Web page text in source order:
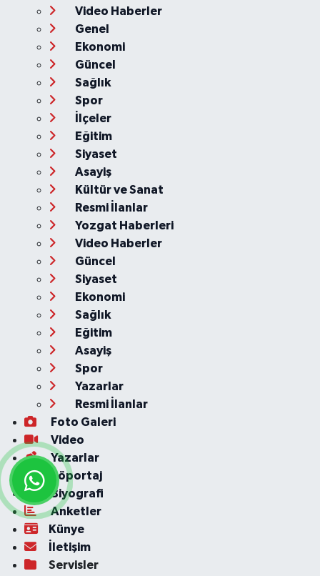
Video Haberler
Genel
Ekonomi
Güncel
Sağlık
Spor
İlçeler
Eğitim
Siyaset
Asayiş
Kültür ve Sanat
Resmi İlanlar
Yozgat Haberleri
Video Haberler
Güncel
Siyaset
Ekonomi
Sağlık
Eğitim
Asayiş
Spor
Yazarlar
Resmi İlanlar
Foto Galeri
Video
Yazarlar
Röportaj
Biyografi
Anketler
Künye
İletişim
Servisler